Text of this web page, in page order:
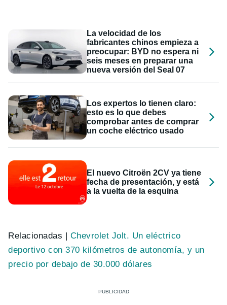
La velocidad de los
fabricantes chinos empieza a
preocupar: BYD no espera ni
seis meses en preparar una
nueva versión del Seal 07
Los expertos lo tienen claro:
esto es lo que debes
comprobar antes de comprar
un coche eléctrico usado
El nuevo Citroën 2CV ya tiene
fecha de presentación, y está
a la vuelta de la esquina
Relacionadas | Chevrolet Jolt. Un eléctrico
deportivo con 370 kilómetros de autonomía, y un
precio por debajo de 30.000 dólares